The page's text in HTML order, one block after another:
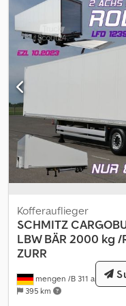
mengen /B 311 am
395 km
Kofferauflieger
SCHMITZ
LBW BÄR 2000 kg /
ZURR